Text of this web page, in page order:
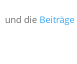
und die Beiträge